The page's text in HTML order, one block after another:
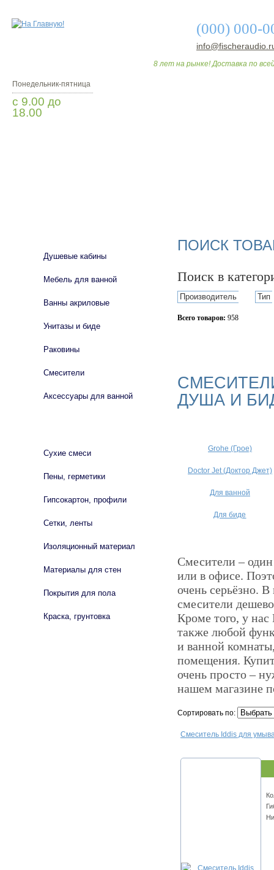
(000) 000-
8 лет на рынке! Доставка по
Понедельник-пятница
с 9.00 до
18.00
ПОИСК
Поиск в
Производитель Тип
Всего товаров: 958
ДУША И
Grohe (Грое)
Doctor Jet (Доктор Джет)
Для ванной
Для биде
Смесители –
или в офисе.
очень серьёзно.
смесители
Кроме того, у
также любой
и ванной
помещения.
очень просто –
нашем магазине
Сортировать по:
Смеситель Iddis для
Душевые кабины
Мебель для ванной
Ванны акриловые
Унитазы и биде
Раковины
Смесители
Аксессуары для ванной
Сухие смеси
Пены, герметики
Гипсокартон, профили
Сетки, ленты
Изоляционный материал
Материалы для стен
Покрытия для пола
Краска, грунтовка